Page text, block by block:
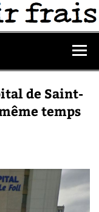
de Saint-
temps